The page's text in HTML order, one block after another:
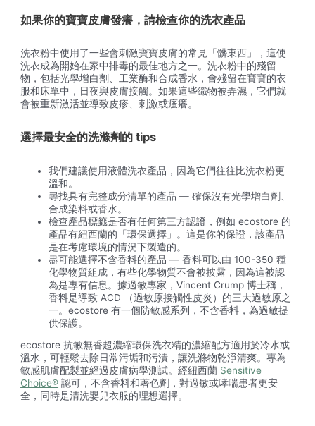
如果你的寶寶皮膚發癢，請檢查你的洗衣產品
洗衣粉中使用了一些會刺激寶寶皮膚的常見「髒東西」，這使
洗衣成為開始在家中排毒的最佳地方之一。洗衣粉中的殘留
物，包括光學增白劑、工業酶和合成香水，會殘留在寶寶的衣
服和床單中，日夜與皮膚接觸。如果這些織物被弄濕，它們就
會被重新激活並導致皮疹、刺激或瘙癢。
選擇最安全的洗滌劑的 tips
我們建議使用液體洗衣產品，因為它們往往比洗衣粉更
溫和。
尋找具有完整成分清單的產品 — 確保沒有光學增白劑、
合成染料或香水。
檢查產品標籤是否有任何第三方認證，例如 ecostore 的
產品有紐西蘭的「環保選擇」。這是你的保證，該產品
是在考慮環境的情況下製造的。
盡可能選擇不含香料的產品 — 香料可以由 100-350 種
化學物質組成，有些化學物質不會被披露，因為這被認
為是專有信息。據過敏專家，Vincent Crump 博士稱，
香料是導致 ACD （過敏原接觸性皮炎）的三大過敏原之
一。ecostore 有一個防敏感系列，不含香料，為過敏提
供保護。
ecostore 抗敏無香超濃縮環保洗衣精的濃縮配方適用於冷水或
溫水，可輕鬆去除日常污垢和污漬，讓洗滌物乾淨清爽。專為
敏感肌膚配製並經過皮膚病學測試。經紐西蘭 Sensitive
Choice® 認可，不含香料和著色劑，對過敏或哮喘患者更安
全，同時是清洗嬰兒衣服的理想選擇。